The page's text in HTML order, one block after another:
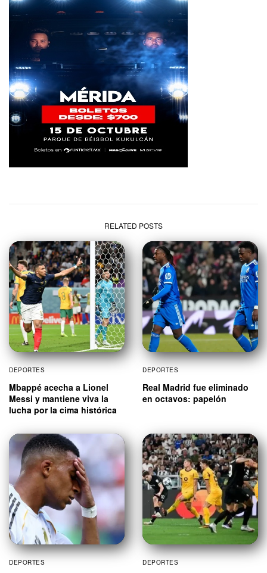
RELATED POSTS
DEPORTES
Mbappé acecha a Lionel
Messi y mantiene viva la
lucha por la cima histórica
DEPORTES
Real Madrid fue eliminado
en octavos: papelón
DEPORTES DEPORTES